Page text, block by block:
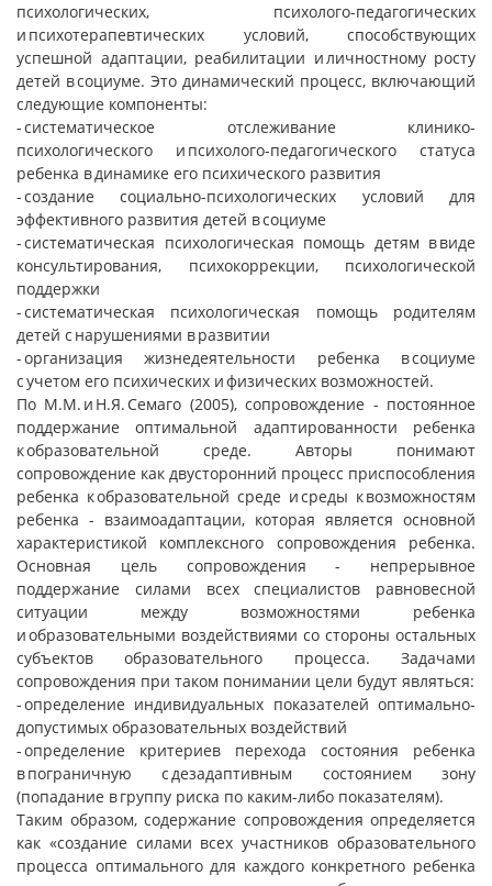
психологических, психолого-педагогических
и психотерапевтических условий, способствующих
успешной адаптации, реабилитации и личностному росту
детей в социуме. Это динамический процесс, включающий
следующие компоненты:
- систематическое отслеживание клинико-
психологического и психолого-педагогического статуса
ребенка в динамике его психического развития
- создание социально-психологических условий для
эффективного развития детей в социуме
- систематическая психологическая помощь детям в виде
консультирования, психокоррекции, психологической
поддержки
- систематическая психологическая помощь родителям
детей с нарушениями в развитии
- организация жизнедеятельности ребенка в социуме
с учетом его психических и физических возможностей.
По М.М. и Н.Я. Семаго (2005), сопровождение - постоянное
поддержание оптимальной адаптированности ребенка
к образовательной среде. Авторы понимают
сопровождение как двусторонний процесс приспособления
ребенка к образовательной среде и среды к возможностям
ребенка - взаимоадаптации, которая является основной
характеристикой комплексного сопровождения ребенка.
Основная цель сопровождения - непрерывное
поддержание силами всех специалистов равновесной
ситуации между возможностями ребенка
и образовательными воздействиями со стороны остальных
субъектов образовательного процесса. Задачами
сопровождения при таком понимании цели будут являться:
- определение индивидуальных показателей оптимально-
допустимых образовательных воздействий
- определение критериев перехода состояния ребенка
в пограничную с дезадаптивным состоянием зону
(попадание в группу риска по каким-либо показателям).
Таким образом, содержание сопровождения определяется
как «создание силами всех участников образовательного
процесса оптимального для каждого конкретного ребенка